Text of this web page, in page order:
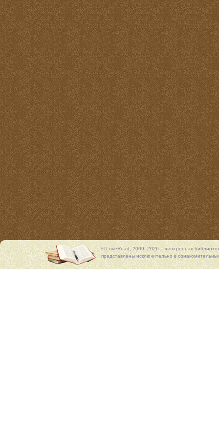
© LoveRead, 2009–2026 - электронная
представлены исключительно в